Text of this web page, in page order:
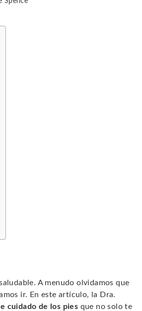
A menudo olvidamos que
ir. En este artículo, la Dra.
cuidado de los pies que no solo te